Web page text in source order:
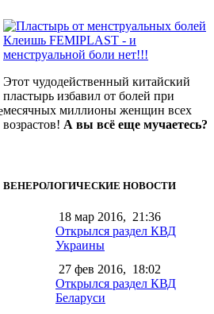
Клеишь FEMIPLAST - и
менструальной боли нет!!!
Этот чудодейственный китайский
пластырь избавил от болей при
месячных миллионы женщин всех
возрастов! А вы всё еще мучаетесь?
ВЕНЕРОЛОГИЧЕСКИЕ НОВОСТИ
18 мар 2016, 21:36
Открылся раздел КВД
Украины
27 фев 2016, 18:02
Открылся раздел КВД
Беларуси